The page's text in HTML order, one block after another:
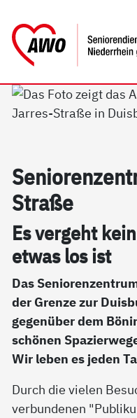
Stra­ße
Es ver­geht
et­was los ist
Das
der Grenze zur
gegenüber dem
schönen
Wir leben es jeden
Durch die vielen
verbundenen